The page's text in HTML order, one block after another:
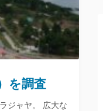
を調査
ジャヤ。 広大な